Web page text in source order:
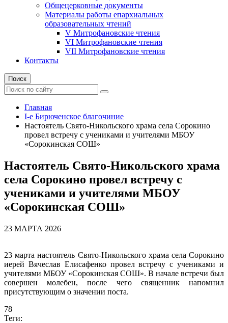
Общецерковные документы
Материалы работы епархиальных
образовательных чтений
V Митрофановские чтения
VI Митрофановские чтения
VII Митрофановские чтения
Контакты
Поиск
Главная
I-е Бирюченское благочиние
Настоятель Свято-Никольского храма села Сорокино
провел встречу с учениками и учителями МБОУ
«Сорокинская СОШ»
Настоятель Свято-Никольского храма
села Сорокино провел встречу с
учениками и учителями МБОУ
«Сорокинская СОШ»
23 МАРТА 2026
23 марта настоятель Свято-Никольского храма села Сорокино
иерей Вячеслав Елисафенко провел встречу с учениками и
учителями МБОУ «Сорокинская СОШ». В начале встречи был
совершен молебен, после чего священник напомнил
присутствующим о значении поста.
78
Теги: